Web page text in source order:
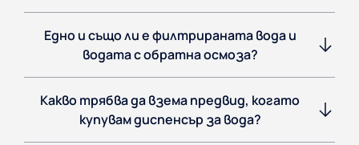
Едно и също ли е филтрираната вода и
водата с обратна осмоза?
Какво трябва да взема предвид, когато
купувам диспенсър за вода?